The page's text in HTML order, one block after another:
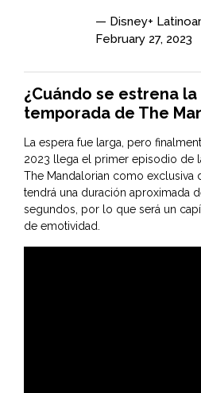
— Disney+
February 27, 2023
¿Cuándo se estrena
temporada de The
La espera fue larga, pero
2023 llega el primer episodio de
The Mandalorian como exclusiva
tendrá una duración aproximada
segundos, por lo que será un
de emotividad.